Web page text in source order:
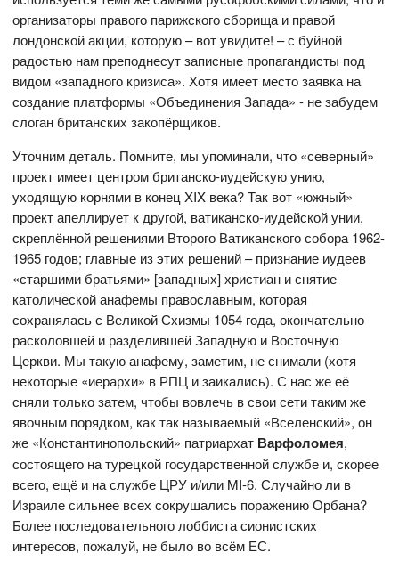
организаторы правого парижского сборища и правой
лондонской акции, которую – вот увидите! – с буйной
радостью нам преподнесут записные пропагандисты под
видом «западного кризиса». Хотя имеет место заявка на
создание платформы «Объединения Запада» - не забудем
слоган британских закопёрщиков.
Уточним деталь. Помните, мы упоминали, что «северный»
проект имеет центром британско-иудейскую унию,
уходящую корнями в конец XIX века? Так вот «южный»
проект апеллирует к другой, ватиканско-иудейской унии,
скреплённой решениями Второго Ватиканского собора 1962-
1965 годов; главные из этих решений – признание иудеев
«старшими братьями» [западных] христиан и снятие
католической анафемы православным, которая
сохранялась с Великой Схизмы 1054 года, окончательно
расколовшей и разделившей Западную и Восточную
Церкви. Мы такую анафему, заметим, не снимали (хотя
некоторые «иерархи» в РПЦ и заикались). С нас же её
сняли только затем, чтобы вовлечь в свои сети таким же
явочным порядком, как так называемый «Вселенский», он
же «Константинопольский» патриархат Варфоломея,
состоящего на турецкой государственной службе и, скорее
всего, ещё и на службе ЦРУ и/или MI-6. Случайно ли в
Израиле сильнее всех сокрушались поражению Орбана?
Более последовательного лоббиста сионистских
интересов, пожалуй, не было во всём ЕС.